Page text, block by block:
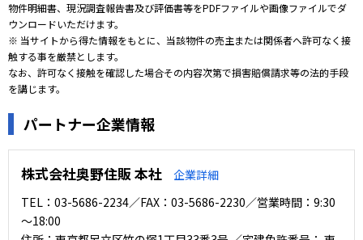
物件明細書、現況調査報告書及び評価書等をPDFファイルや画像ファイルでダ
ウンロードいただけます。
※ 当サイトから得た情報をもとに、当該物件の売主または関係者へ許可なく接
触する事を厳禁とします。
なお、許可なく接触を確認した場合その内容次第で損害賠償請求等の法的手段
を講じます。
パートナー企業情報
株式会社奥野住販 本社
企業詳細
TEL：03-5686-2234／FAX：03-5686-2230／営業時間：9:30
～18:00